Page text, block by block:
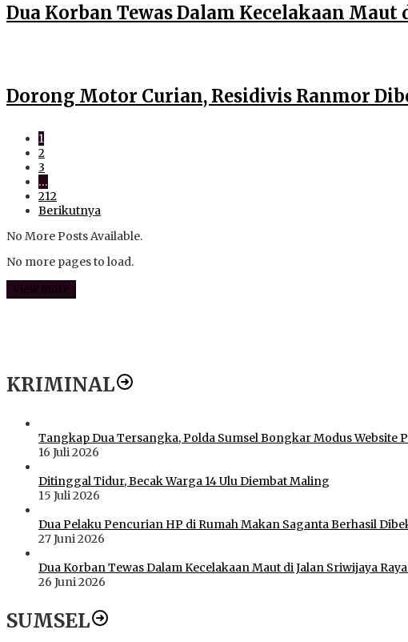
Dua Korban Tewas Dalam Kecelakaan
Dorong Motor Curian, Residivis Ranmor
1
2
3
…
212
Berikutnya
No More Posts Available.
No more pages to load.
View More
KRIMINAL
Tangkap Dua Tersangka, Polda Sumsel Bongkar Modus Website
16 Juli 2026
Ditinggal Tidur, Becak Warga 14 Ulu Diembat Maling
15 Juli 2026
Dua Pelaku Pencurian HP di Rumah Makan Saganta Berhasil
27 Juni 2026
Dua Korban Tewas Dalam Kecelakaan Maut di Jalan Sriwijaya
26 Juni 2026
SUMSEL